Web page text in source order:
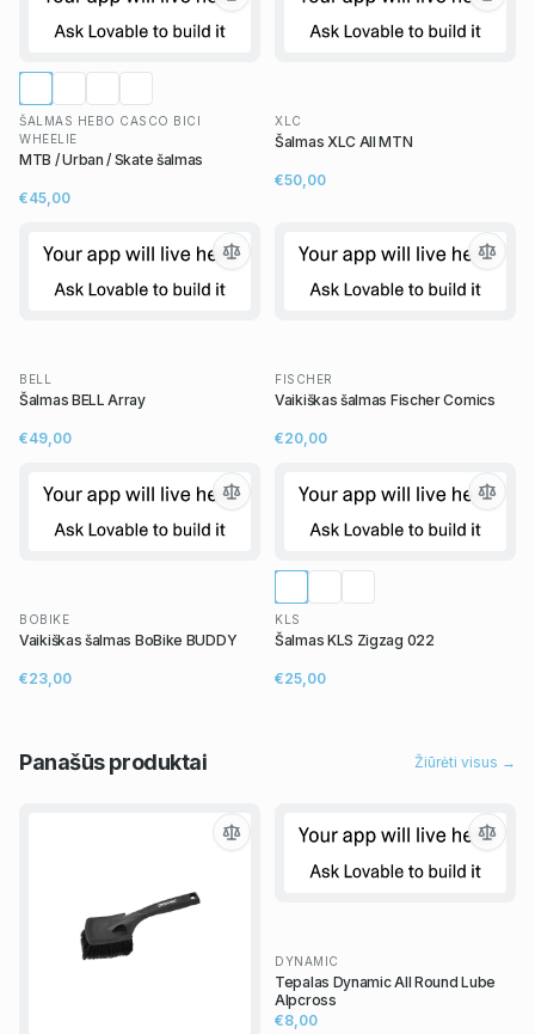
ŠALMAS HEBO CASCO BICI
WHEELIE
MTB / Urban / Skate šalmas
€45,00
XLC
Šalmas XLC All MTN
€50,00
BELL
Šalmas BELL Array
€49,00
FISCHER
Vaikiškas šalmas Fischer Comics
€20,00
BOBIKE
Vaikiškas šalmas BoBike BUDDY
€23,00
KLS
Šalmas KLS Zigzag 022
€25,00
Panašūsproduktai Žiūrėti visus →
DYNAMIC
Tepalas Dynamic All Round Lube
Alpcross
€8,00